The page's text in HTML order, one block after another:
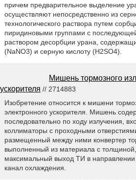
причем предварительное выделение
осуществляют непосредственно из
технологического раствора путем
пиридиновыми группами с
раствором десорбции урана,
(NaNO3) и серную кислоту (H2SO4).
Мишень тормозного
ускорителя // 2714883
Изобретение относится к мишени
электронного ускорителя. Мишень
последовательно по ходу излучения,
коллиматоры с проходными
размещенный между ними конвертер
выполненный из материала с
максимальный выход ТИ в
канал охлаждения.